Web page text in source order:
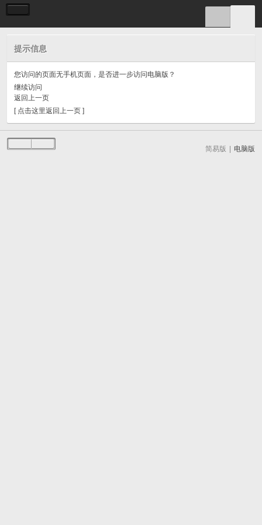
提示信息
您访问的页面无手机页面，是否进一步访问电脑版？
继续访问
返回上一页
[ 点击这里返回上一页 ]
简易版 电脑版